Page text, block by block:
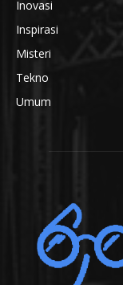
Inovasi
Inspirasi
Misteri
Tekno
Umum